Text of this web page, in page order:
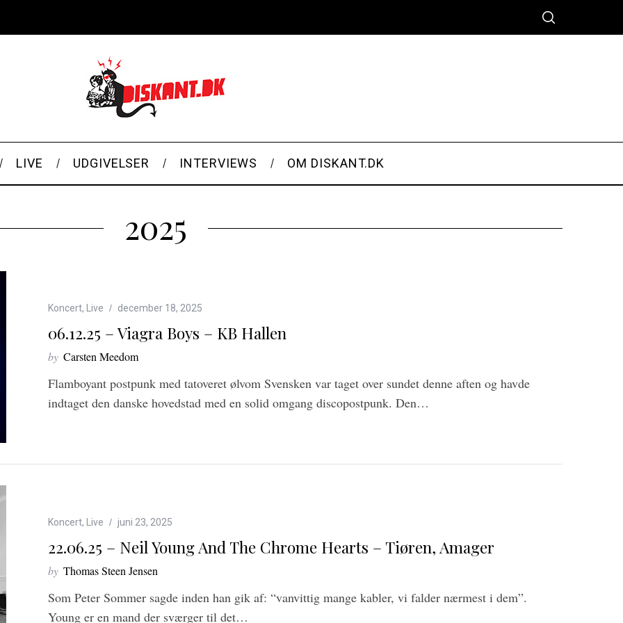
LIVE UDGIVELSER INTERVIEWS OM DISKANT.DK
2025
Koncert, Live december 18, 2025
06.12.25 – Viagra Boys – KB Hallen
by Carsten Meedom
Flamboyant postpunk med tatoveret ølvom Svensken var taget over sundet denne aften og havde
indtaget den danske hovedstad med en solid omgang discopostpunk. Den…
Koncert, Live juni 23, 2025
22.06.25 – Neil Young And The Chrome Hearts – Tiøren, Amager
by Thomas Steen Jensen
Som Peter Sommer sagde inden han gik af: “vanvittig mange kabler, vi falder nærmest i dem”.
Young er en mand der sværger til det…